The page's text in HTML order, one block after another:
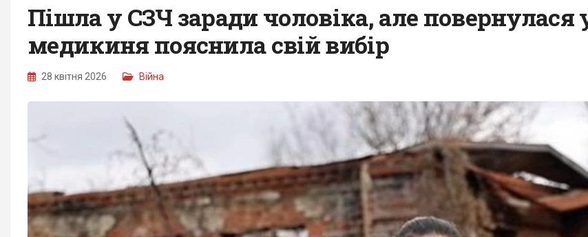
Пішла у СЗЧ заради чоловіка, але повернулася
медикиня пояснила свій вибір
28 квітня 2026 Війна